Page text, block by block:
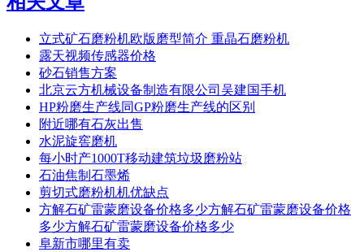
立式矿石磨粉机欧版磨型简介 重晶石磨粉机
露天视频传感器价格
砂石销售方案
北京云方机械设备制造有限公司吴建国手机
HP粉磨生产线同GP粉磨生产线的区别
附近哪有石灰出售
水泥旋窖磨机
每小时产1000T移动建筑垃圾磨粉站
石油焦制石墨烯
剪切式磨粉机机优缺点
方解石矿雷蒙磨设备价格多少方解石矿雷蒙磨设备价格
多少方解石矿雷蒙磨设备价格多少
阜新市哪里有卖